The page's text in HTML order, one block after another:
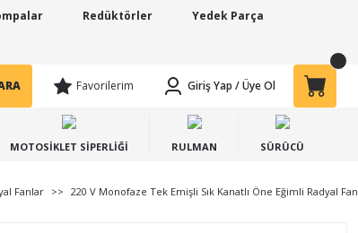
Redüktörler Yedek Parça
Favorilerim Giriş Yap /Üye Ol
MOTOSİKLET SİPERLİĞİ RULMAN SÜRÜCÜ
Fanlar 220 V Monofaze Tek Emişli Sık Kanatlı Öne Eğimli Radyal